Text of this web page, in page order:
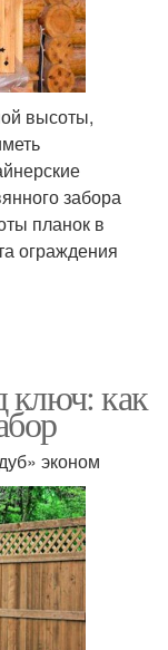
высоты,
забора
планок в
ограждения
ключ: как
эконом